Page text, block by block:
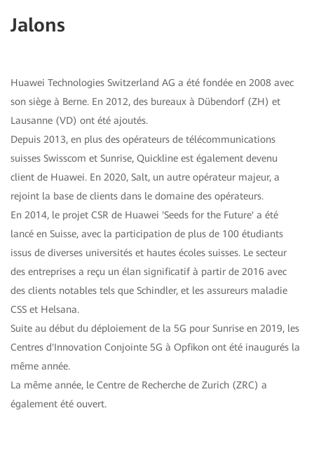
Jalons
Huawei Technologies Switzerland AG a été fondée en 2008 avec
son siège à Berne. En 2012, des bureaux à Dübendorf (ZH) et
Lausanne (VD) ont été ajoutés.
Depuis 2013, en plus des opérateurs de télécommunications
suisses Swisscom et Sunrise, Quickline est également devenu
client de Huawei. En 2020, Salt, un autre opérateur majeur, a
rejoint la base de clients dans le domaine des opérateurs.
En 2014, le projet CSR de Huawei 'Seeds for the Future' a été
lancé en Suisse, avec la participation de plus de 100 étudiants
issus de diverses universités et hautes écoles suisses. Le secteur
des entreprises a reçu un élan significatif à partir de 2016 avec
des clients notables tels que Schindler, et les assureurs maladie
CSS et Helsana.
Suite au début du déploiement de la 5G pour Sunrise en 2019, les
Centres d'Innovation Conjointe 5G à Opfikon ont été inaugurés la
même année.
La même année, le Centre de Recherche de Zurich (ZRC) a
également été ouvert.